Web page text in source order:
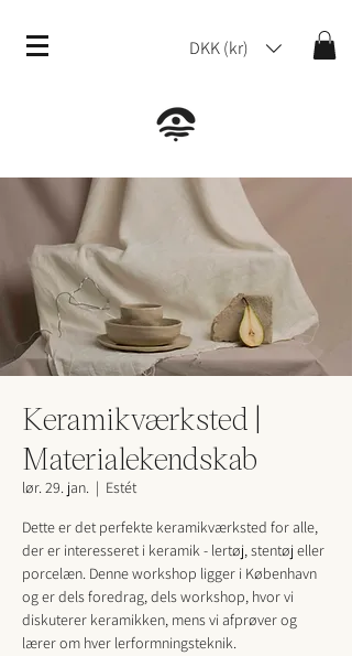
DKK (kr)
Keramikværksted |
Materialekendskab
lør. 29. jan.
  |
Estét
Dette er det perfekte keramikværksted for alle,
der er interesseret i keramik - lertøj, stentøj eller
porcelæn. Denne workshop ligger i København
og er dels foredrag, dels workshop, hvor vi
diskuterer keramikken, mens vi afprøver og
lærer om hver lerformningsteknik.